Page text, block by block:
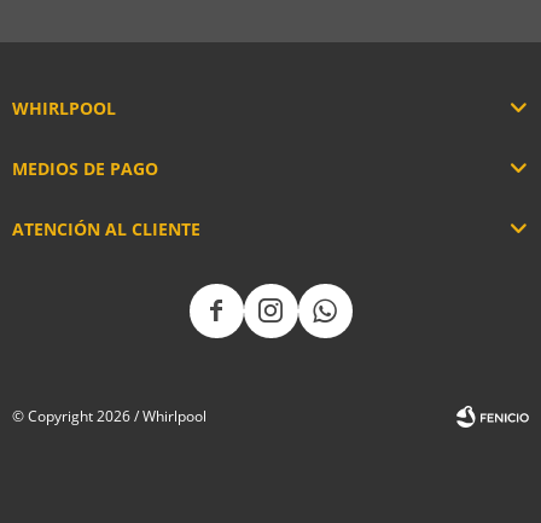
WHIRLPOOL
ATENCIÓN AL CLIENTE
MEDIOS DE PAGO
  
© Copyright 2026 / Whirlpool